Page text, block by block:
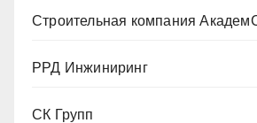
Строительная компания
РРД Инжиниринг
СК Групп